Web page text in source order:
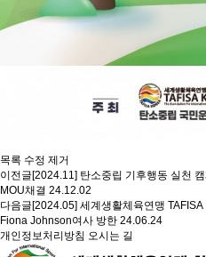
목록 수정 제거
이전글[2024.11] 탄소중립 기후행동 실천
MOU채결 24.12.02
다음글[2024.05] 세계생활체육연맹
Fiona Johnson여사 방한 24.06.24
개인정보처리방침 오시는 길